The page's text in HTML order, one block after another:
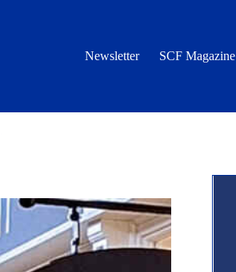
Newsletter SCF Magazine